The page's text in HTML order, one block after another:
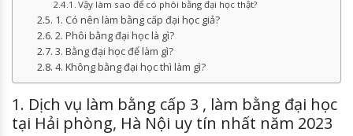
Vậy làm sao để có phôi bằng đại học thật?
1. Có nên làm bằng cấp đại học giả?
2. Phôi bằng đại học là gì?
3. Bằng đại học để làm gì?
4. Không bằng đại học thì làm gì?
1. Dịch vụ làm bằng cấp 3 , làm bằng đại học
tại Hải phòng, Hà Nội uy tín nhất năm 2023